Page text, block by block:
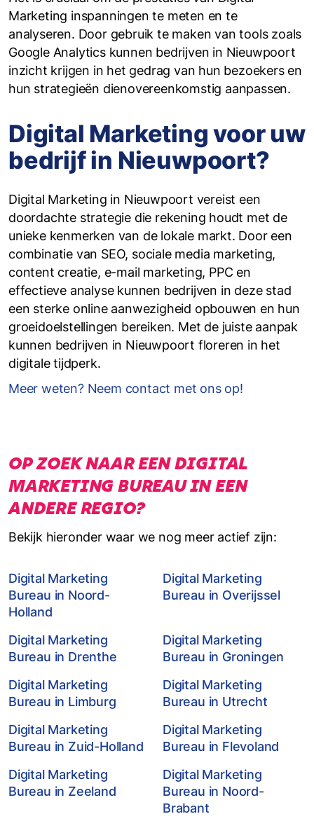
Marketing inspanningen te meten en te
analyseren. Door gebruik te maken van tools zoals
Google Analytics kunnen bedrijven in Nieuwpoort
inzicht krijgen in het gedrag van hun bezoekers en
hun strategieën dienovereenkomstig aanpassen.
Digital Marketing voor uw
bedrijf in Nieuwpoort?
Digital Marketing in Nieuwpoort vereist een
doordachte strategie die rekening houdt met de
unieke kenmerken van de lokale markt. Door een
combinatie van SEO, sociale media marketing,
content creatie, e-mail marketing, PPC en
effectieve analyse kunnen bedrijven in deze stad
een sterke online aanwezigheid opbouwen en hun
groeidoelstellingen bereiken. Met de juiste aanpak
kunnen bedrijven in Nieuwpoort floreren in het
digitale tijdperk.
Meer weten? Neem contact met ons op!
OP ZOEK NAAR EEN DIGITAL
MARKETING BUREAU IN EEN
ANDERE REGIO?
Bekijk hieronder waar we nog meer actief zijn:
Digital Marketing
Bureau in Noord-
Holland
Digital Marketing
Bureau in Overijssel
Digital Marketing
Bureau in Drenthe
Digital Marketing
Bureau in Groningen
Digital Marketing
Bureau in Limburg
Digital Marketing
Bureau in Utrecht
Digital Marketing
Bureau in Zuid-Holland
Digital Marketing
Bureau in Flevoland
Digital Marketing
Bureau in Zeeland
Digital Marketing
Bureau in Noord-
Brabant